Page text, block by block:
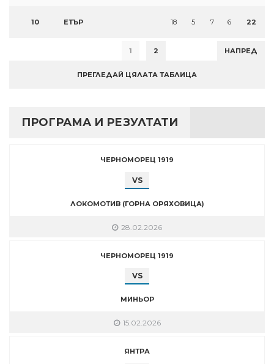
10 ЕТЪР 18 5 7 6 22
1 2 НАПРЕД
ПРЕГЛЕДАЙ ЦЯЛАТА ТАБЛИЦА
ПРОГРАМА И РЕЗУЛТАТИ
ЧЕРНОМОРЕЦ 1919
VS
ЛОКОМОТИВ (ГОРНА ОРЯХОВИЦА)
28.02.2026
ЧЕРНОМОРЕЦ 1919
VS
МИНЬОР
15.02.2026
ЯНТРА